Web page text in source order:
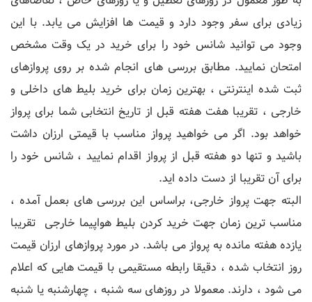
زیادی برای سفر وجود دارد و قیمت ها افزایش می یابد. با این
وجود می توانید شانس خود را برای خرید در یک وقت مشخص
امتحان نمایید. مطابق بررسی های انجام شده بر روی پروازهای
ثبت شده اینترنتی ، بهترین زمان برای خرید بلیط های داخلی و
خارجی ، تقریبا هفت هفته قبل از تاریخ انتخابی شما برای پرواز
خواهد بود. اگر می خواهید پرواز مناسب با قیمتی ارزان داشت
باشید و تنها دو هفته قبل از پرواز اقدام نمایید ، شانس خود را
برای آن تقریبا از دست داده اید.
البته جهت پرواز خارجی، براساس این بررسی های بعمل آمده ،
مناسب ترین زمان جهت خرید کردن بلیط هواپیما خارجی تقریبا
یازده هفته مانده به پرواز می باشد. در مورد پروازهای ارزان قیمت
روز انتخاب شده ، دقیقا رابطه مستقیمی با قیمت هایی که اعلام
می شود ، دارند. معمولا در روزهای سه شنبه ، چهارشنبه یا شنبه